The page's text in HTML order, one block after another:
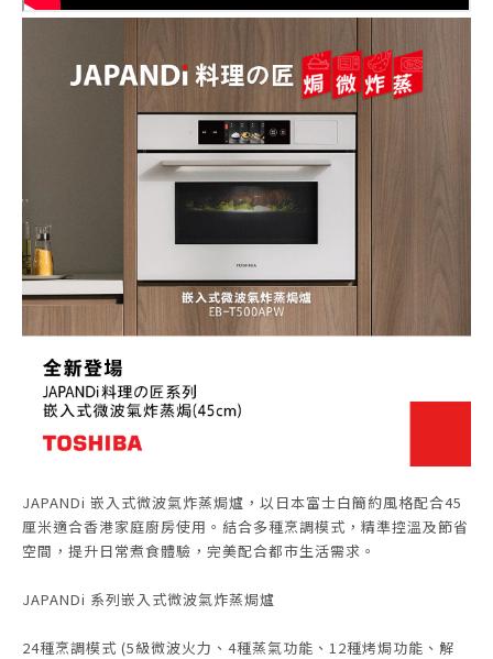
JAPANDi 嵌入式微波氣炸蒸焗爐，以日本富士白簡約風格配合45
厘米適合香港家庭廚房使用。結合多種烹調模式，精準控溫及節省
空間，提升日常煮食體驗，完美配合都市生活需求。
JAPANDi 系列嵌入式微波氣炸蒸焗爐
24種烹調模式 (5級微波火力、4種蒸氣功能、12種烤焗功能、解